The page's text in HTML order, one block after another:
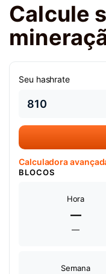
Calcule
Seu hashrate
Calculadora
BLOCOS
Hora
—
—
Semana